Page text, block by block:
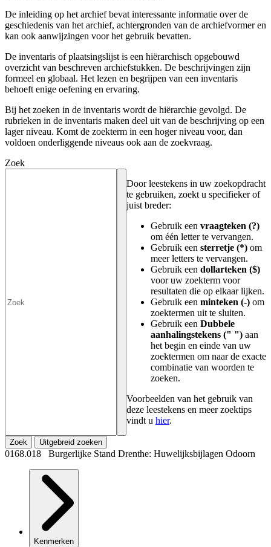
De inleiding op het archief bevat interessante informatie over de
geschiedenis van het archief, achtergronden van de archiefvormer en
kan ook aanwijzingen voor het gebruik bevatten.
De inventaris of plaatsingslijst is een hiërarchisch opgebouwd
overzicht van beschreven archiefstukken. De beschrijvingen zijn
formeel en globaal. Het lezen en begrijpen van een inventaris
behoeft enige oefening en ervaring.
Bij het zoeken in de inventaris wordt de hiërarchie gevolgd. De
rubrieken in de inventaris maken deel uit van de beschrijving op een
lager niveau. Komt de zoekterm in een hoger niveau voor, dan
voldoen onderliggende niveaus ook aan de zoekvraag.
Zoek
Door leestekens in uw zoekopdracht
te gebruiken, zoekt u specifieker of
juist breder:
Gebruik een vraagteken (?)
om één letter te vervangen.
Gebruik een sterretje (*) om
meer letters te vervangen.
Gebruik een dollarteken ($)
voor uw zoekterm voor
resultaten die op elkaar lijken.
Gebruik een minteken (-) om
zoektermen uit te sluiten.
Gebruik een Dubbele
aanhalingstekens (" ") aan
het begin en einde van uw
zoektermen om naar de exacte
combinatie van woorden te
zoeken.
Voorbeelden van het gebruik van
deze leestekens en meer zoektips
vindt u hier.
Zoek Uitgebreid zoeken
0168.018 Burgerlijke Stand Drenthe: Huwelijksbijlagen Odoorn
Kenmerken